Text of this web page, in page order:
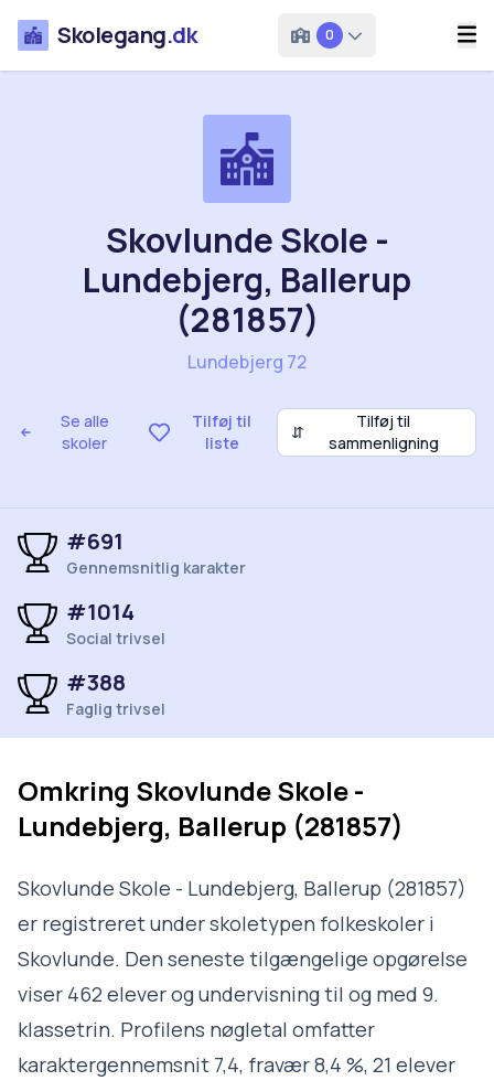
Skolegang.dk 0
Se alle
skoler
Tilføj til
liste
⇵
Tilføj til
sammenligning
Skovlunde Skole -
Lundebjerg, Ballerup
(281857)
Lundebjerg 72
#691
Gennemsnitlig karakter
#1014
Social trivsel
#388
Faglig trivsel
Omkring Skovlunde Skole -
Lundebjerg, Ballerup (281857)
Skovlunde Skole - Lundebjerg, Ballerup (281857)
er registreret under skoletypen folkeskoler i
Skovlunde. Den seneste tilgængelige opgørelse
viser 462 elever og undervisning til og med 9.
klassetrin. Profilens nøgletal omfatter
karaktergennemsnit 7,4, fravær 8,4 %, 21 elever